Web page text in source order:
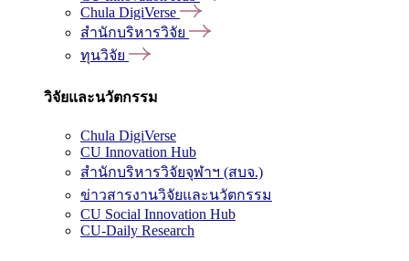
Chula DigiVerse
สำนักบริหารวิจัย
ทุนวิจัย
วิจัยและนวัตกรรม
Chula DigiVerse
CU Innovation Hub
สำนักบริหารวิจัยจุฬาฯ (สบจ.)
ข่าวสารงานวิจัยและนวัตกรรม
CU Social Innovation Hub
CU-Daily Research